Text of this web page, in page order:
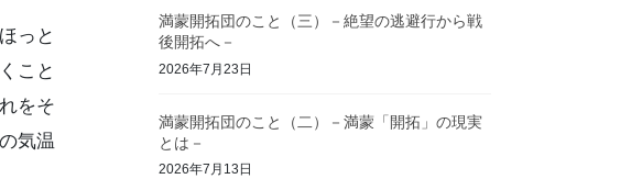
っと
こと
をそ
気温
満蒙開拓団のこと（三）－絶望の逃避行から戦
後開拓へ－
2026年7月23日
満蒙開拓団のこと（二）－満蒙「開拓」の現実
とは－
2026年7月13日